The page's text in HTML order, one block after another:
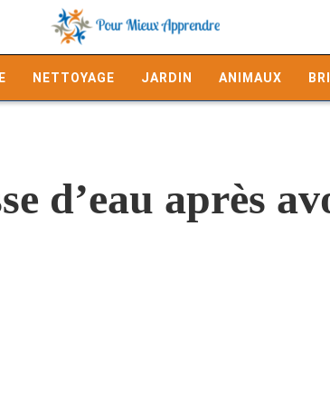
NETTOYAGE JARDIN ANIMAUX
d’eau après